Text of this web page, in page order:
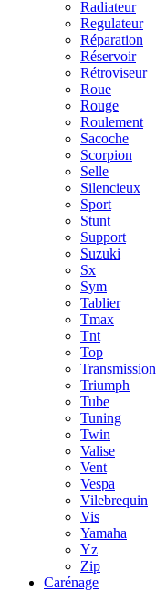
Radiateur
Regulateur
Réparation
Réservoir
Rétroviseur
Roue
Rouge
Roulement
Sacoche
Scorpion
Selle
Silencieux
Sport
Stunt
Support
Suzuki
Sx
Sym
Tablier
Tmax
Tnt
Top
Transmission
Triumph
Tube
Tuning
Twin
Valise
Vent
Vespa
Vilebrequin
Vis
Yamaha
Yz
Zip
Carénage